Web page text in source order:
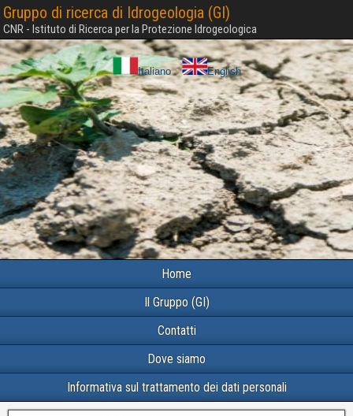
Gruppo di ricerca di Idrogeologia (GI)
CNR - Istituto di Ricerca per la Protezione Idrogeologica
Italiano English
Home
Il Gruppo (GI)
Contatti
Dove siamo
Informativa sul trattamento dei dati personali